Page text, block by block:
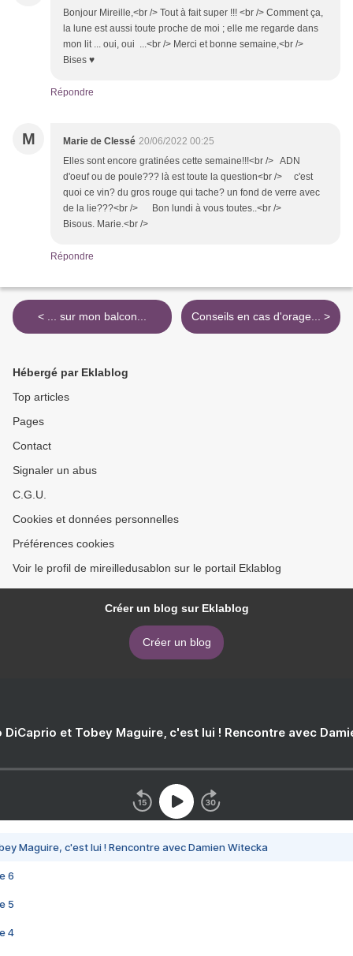
Bonjour Mireille,<br /> Tout à fait super !!! <br /> Comment ça,
la lune est aussi toute proche de moi ; elle me regarde dans
mon lit ... oui, oui ...<br /> Merci et bonne semaine,<br />
Bises ♥
Répondre
M Marie de Clessé 20/06/2022 00:25
Elles sont encore gratinées cette semaine!!!<br /> ADN
d'oeuf ou de poule??? là est toute la question<br /> c'est
quoi ce vin? du gros rouge qui tache? un fond de verre avec
de la lie???<br /> Bon lundi à vous toutes..<br />
Bisous. Marie.<br />
Répondre
< ... sur mon balcon... Conseils en cas d'orage... >
Hébergé par Eklablog
Top articles
Pages
Contact
Signaler un abus
C.G.U.
Cookies et données personnelles
Préférences cookies
Voir le profil de mireilledusablon sur le portail Eklablog
Créer un blog sur Eklablog
Créer un blog
DiCaprio et Tobey Maguire, c'est lui ! Rencontre avec
Maguire, c'est lui ! Rencontre avec Damien Witecka
6
5
4